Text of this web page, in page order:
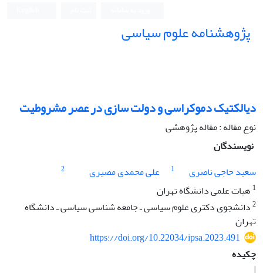
پژوهشنامه علوم سیاسی
دیالکتیک دموکراسی و دولت سازی در عصر مشروطیت
نوع مقاله : مقاله پژوهشی
نویسندگان
سعید حاجی ناصری
1 علی محمدی مصیری
2
1 هیات علمی دانشگاه تهران
2دانشجوی دکتری علوم سیاسی ـ جامعه شناسی سیاسی ـ دانشگاه
تهران
https://doi.org/10.22034/ipsa.2023.491
چکیده